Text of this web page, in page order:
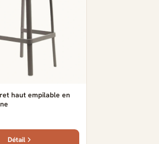
haut empilable en
Détail